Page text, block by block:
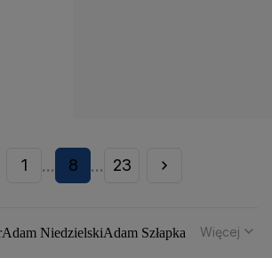
1 ... 8 ... 23
Adam NiedzielskiAdam Szłapka
Więcej